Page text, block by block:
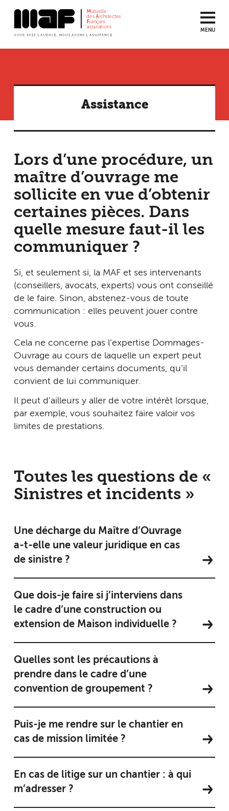
MENU
Assistance
Lors d’une procédure, un
maître d’ouvrage me
sollicite en vue d’obtenir
certaines pièces. Dans
quelle mesure faut-il les
communiquer ?
Si, et seulement si, la MAF et ses intervenants
(conseillers, avocats, experts) vous ont conseillé
de le faire. Sinon, abstenez-vous de toute
communication : elles peuvent jouer contre
vous.
Cela ne concerne pas l’expertise Dommages-
Ouvrage au cours de laquelle un expert peut
vous demander certains documents, qu’il
convient de lui communiquer.
Il peut d’ailleurs y aller de votre intérêt lorsque,
par exemple, vous souhaitez faire valoir vos
limites de prestations.
Toutes les questions de «
Sinistres et incidents »
Une décharge du Maître d’Ouvrage
a-t-elle une valeur juridique en cas
de sinistre ?
Que dois-je faire si j’interviens dans
le cadre d’une construction ou
extension de Maison individuelle ?
Quelles sont les précautions à
prendre dans le cadre d’une
convention de groupement ?
Puis-je me rendre sur le chantier en
cas de mission limitée ?
En cas de litige sur un chantier : à qui
m’adresser ?